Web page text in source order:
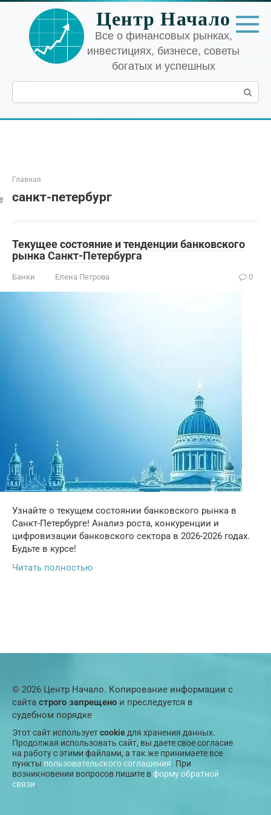
Перейти
контенту
Центр Начало
Все о финансовых рынках,
инвестициях, бизнесе, советы
богатых и успешных
Поиск:
Главная
санкт-петербург
Текущее состояние и тенденции банковского
рынка Санкт-Петербурга
Банки Елена Петрова 0
Узнайте о текущем состоянии банковского рынка в
Санкт-Петербурге! Анализ роста, конкуренции и
цифровизации банковского сектора в 2026-2026 годах.
Будьте в курсе!
Читать полностью
© 2026 Центр Начало. Копирование информации с
сайта строго запрещено и преследуется в
судебном порядке
Этот сайт используетcookie для хранения данных.
Продолжая использовать сайт, вы даете свое согласие
на работу с этими файлами, а так же принимаете все
пункты пользовательского соглашения. При
возникновении вопросов пишите вформу обратной
связи.